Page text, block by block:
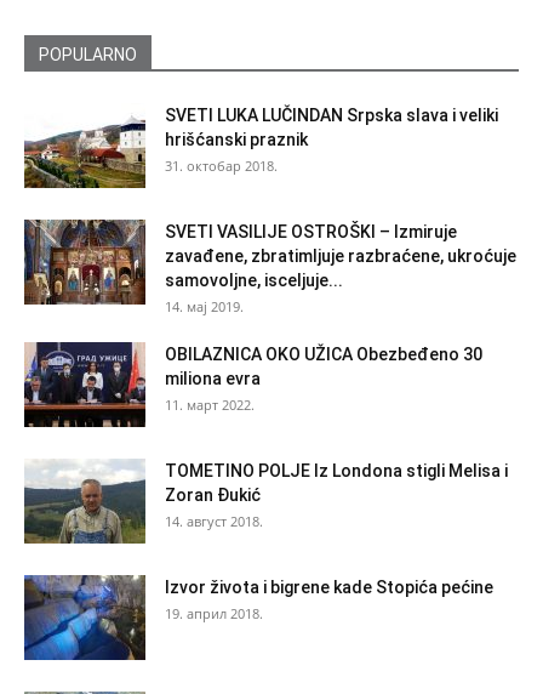
POPULARNO
SVETI LUKA LUČINDAN Srpska slava i veliki
hrišćanski praznik
31. октобар 2018.
SVETI VASILIJE OSTROŠKI – Izmiruje
zavađene, zbratimljuje razbraćene, ukroćuje
samovoljne, isceljuje...
14. мај 2019.
OBILAZNICA OKO UŽICA Obezbeđeno 30
miliona evra
11. март 2022.
TOMETINO POLJE Iz Londona stigli Melisa i
Zoran Đukić
14. август 2018.
Izvor života i bigrene kade Stopića pećine
19. април 2018.